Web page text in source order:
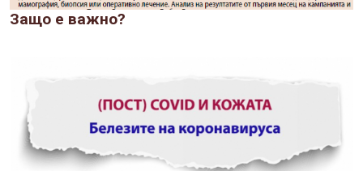
Защо е важно?